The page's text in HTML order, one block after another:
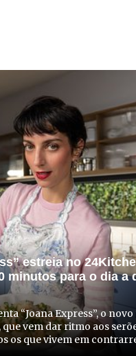
estreia no
minutos para o dia a
“Joana Express”, o
que vem dar ritmo aos
os que vivem em